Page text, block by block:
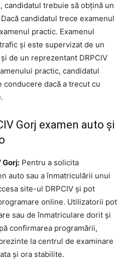
candidatul trebuie să obțină un
candidatul trece examenul
practic. Examenul
și este supervizat de un
de un reprezentant DRPCIV
practic, candidatul
dacă a trecut cu
Gorj examen auto și
Gorj: Pentru a solicita
auto sau a înmatriculării unui
site-ul DRPCIV și pot
online. Utilizatorii pot
sau de înmatriculare dorit și
confirmarea programării,
la centrul de examinare
și ora stabilite.